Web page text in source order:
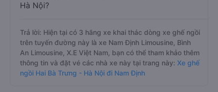
Hà Nội?
Trả lời: Hiện tại có 3 hãng xe khai thác dòng xe ghế ngồi
trên tuyến đường này là xe Nam Định Limousine, Bình
An Limousine, X.E Việt Nam, bạn có thể tham khảo thêm
thông tin và đặt vé các nhà xe này tại trang này: Xe ghế
ngồi Hai Bà Trưng - Hà Nội đi Nam Định